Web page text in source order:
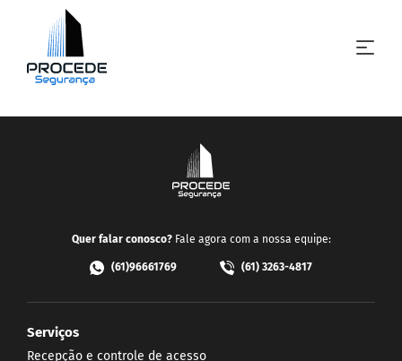
Quer falar conosco?Fale agora com a nossa equipe:
(61)96661769 (61) 3263-4817
Serviços
Recepção e controle de acesso